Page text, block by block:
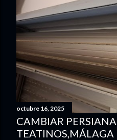
octubre 16, 2025
CAMBIAR
TEATINOS,MÁLAGA